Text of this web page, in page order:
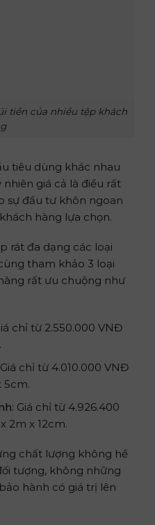
tiền của nhiều tệp khách
tiêu dùng khác nhau
giá cả là điều rất
sự đầu tư khôn ngoan
hàng lựa chọn.
rát đa dạng các loại
tham khảo 3 loại
rất ưu chuộng như
chỉ từ 2.550.000 VNĐ
Giá chỉ từ 4.010.000 VNĐ
5cm.
: Giá chỉ từ 4.926.400
2m x 12cm.
chất lượng không hề
tượng, không những
hành có giá trị lên